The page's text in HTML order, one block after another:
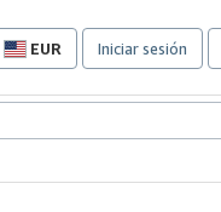
EUR
Preferencias
compra
sitio.
Iniciar sesión